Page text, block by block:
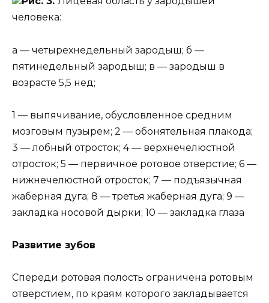
человека:
а — четырехнедельный зародыш; б —
пятинедельный зародыш; в — зародыш в
возрасте 5,5 нед;
1 — выпячивание, обусловленное средним
мозговым пузырем; 2 — обонятельная плакода;
3 — лобный отросток; 4 — верхнечелюстной
отросток; 5 — первичное ротовое отверстие; 6 —
нижнечелюстной отросток; 7 — подъязычная
жаберная дуга; 8 — третья жаберная дуга; 9 —
закладка носовой дырки; 10 — закладка глаза
Развитие зубов
Спереди ротовая полость ограничена ротовым
отверстием, по краям которого закладывается